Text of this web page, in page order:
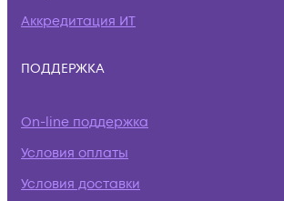
Аккредитация ИТ
ПОДДЕРЖКА
On-line поддержка
Условия оплаты
Условия доставки